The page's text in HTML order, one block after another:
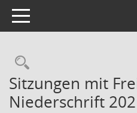
Toggle navigation
Sitzungen mit
Niederschrift